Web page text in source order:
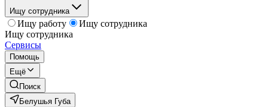
Ищу сотрудника
Ищу работу
Ищу сотрудника
Ищу сотрудника
Сервисы
Помощь
Ещё
Поиск
Белушья Губа